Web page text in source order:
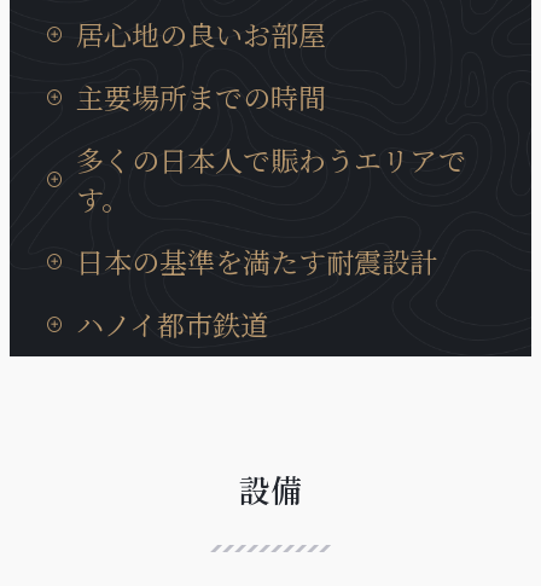
タンロン工業団地までの移動時間は15分、イノバイ
国際空港までは30分と通勤等にも非常に便利な場所
居心地の良いお部屋
日本製の設備が充実していて、ベトナムに居ても、
日本の我が家の居心地に癒やされます。
主要場所までの時間
タンロン工業団地までの移動時間は15分、イノバイ
国際空港までは30分と通勤等にも非常に便利な場所
に位置しております。
多くの日本人で賑わうエリアで
す。
近くには多くの日系企業も、キムマー通り、ダオタ
ン通りに集まっています。また、周辺には多様な商
宅街にも近いロケーションです。
日本の基準を満たす耐震設計
ハノイの建造物では非常にめずらいい耐震構造のビ
ルディングで、安心に宿泊できます。
ハノイ都市鉄道
V-Towerの近くにはCauGiay駅があり、3号線の完
設備